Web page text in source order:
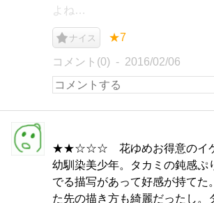
よね…
ナイス ★7
コメント(0) 2016/02/06
★★☆☆☆ 花ゆめお得意のイケ
幼馴染美少年。タカミの鈍感ぷ
でる描写があって好感が持てた
た先の描き方も綺麗だったし。